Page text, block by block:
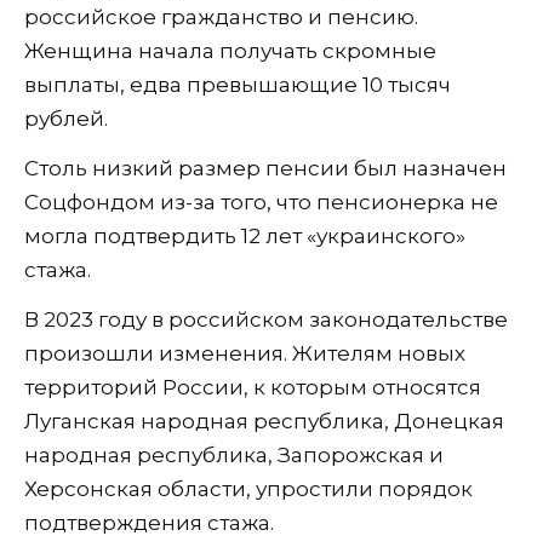
российское гражданство и пенсию.
Женщина начала получать скромные
выплаты, едва превышающие 10 тысяч
рублей.
Столь низкий размер пенсии был назначен
Соцфондом из-за того, что пенсионерка не
могла подтвердить 12 лет «украинского»
стажа.
В 2023 году в российском законодательстве
произошли изменения. Жителям новых
территорий России, к которым относятся
Луганская народная республика, Донецкая
народная республика, Запорожская и
Херсонская области, упростили порядок
подтверждения стажа.